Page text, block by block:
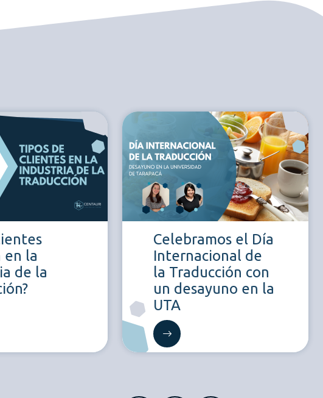
en la
de la
Celebramos el Día
Internacional de
la Traducción con
un desayuno en la
UTA